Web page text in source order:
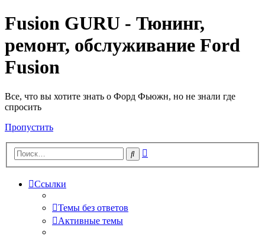
Fusion GURU - Тюнинг,
ремонт, обслуживание Ford
Fusion
Все, что вы хотите знать о Форд Фьюжн, но не знали где
спросить
Пропустить
Поиск
Ссылки
Темы без ответов
Активные темы